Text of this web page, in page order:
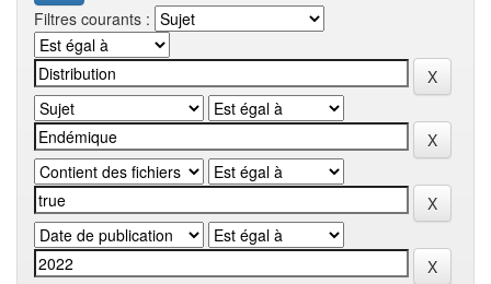
Filtres courants :